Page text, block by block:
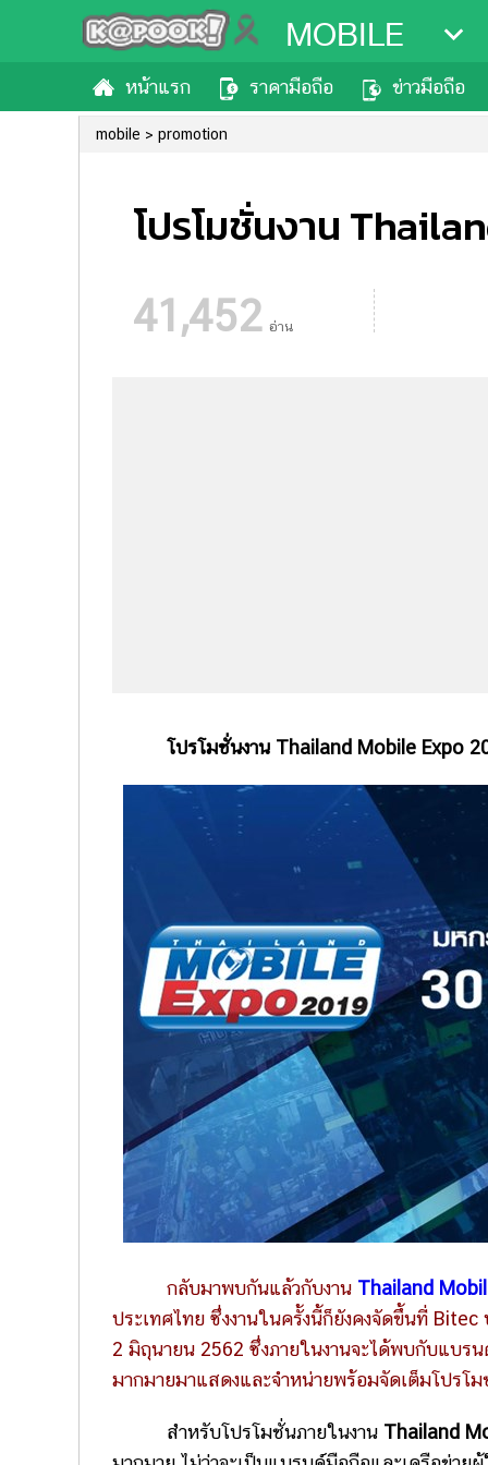
MOBILE
หน้าแรก ราคามือถือ ข่าวมือถือ
mobile promotion
โปรโมชั่นงาน
41,452 อ่าน
โปรโมชั่นงาน Thailand Mobile Expo
กลับมาพบกันแล้วกับงาน Thailand
ประเทศไทย ซึ่งงานในครั้งนี้ก็ยังคงจัดขึ้นที่
2 มิถุนายน 2562 ซึ่งภายในงานจะได้พบกับแบ
มากมายมาแสดงและจำหน่ายพร้อมจัดเต็มโปรโ
สำหรับโปรโมชั่นภายในงาน Thailand